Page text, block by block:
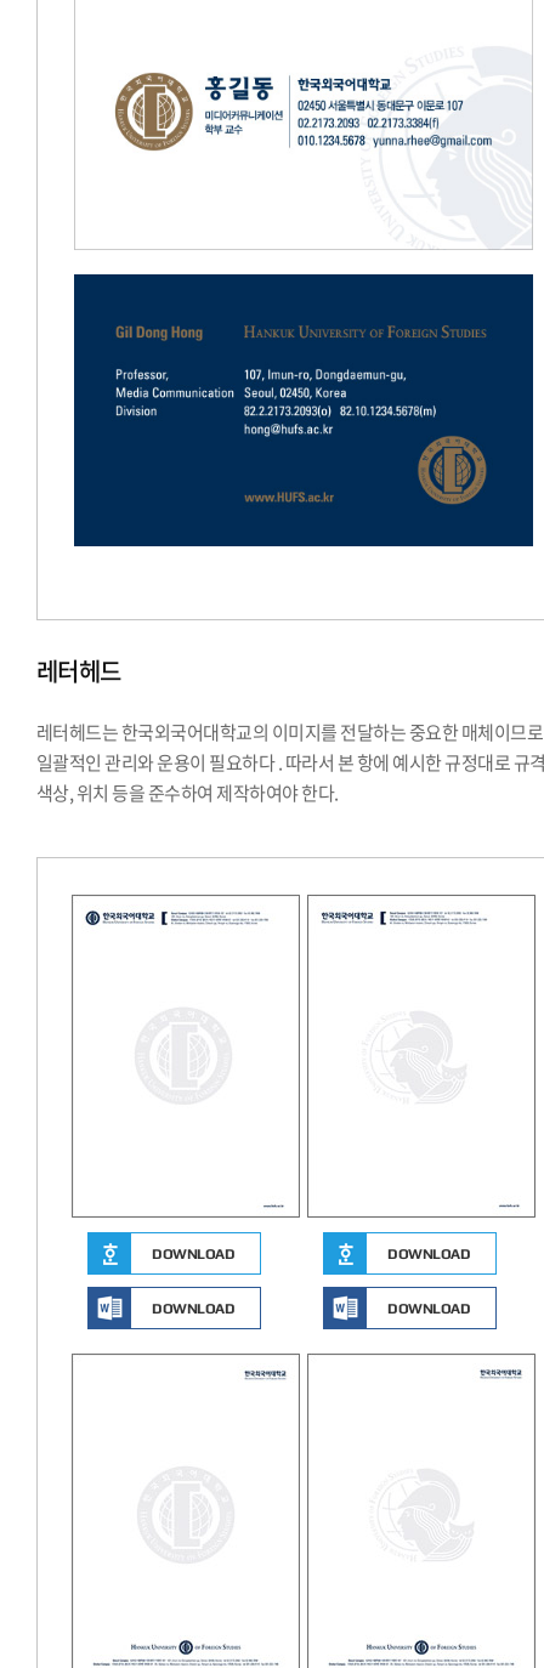
레터헤드
레터헤드는 한국외국어대학교의 이미지를 전달하는 중요한 매체이므로
일괄적인 관리와 운용이 필요하다 . 따라서 본 항에 예시한 규정대로 규
색상, 위치 등을 준수하여 제작하여야 한다.
DOWNLOAD
DOWNLOAD
DOWNLOAD
DOWNLOAD